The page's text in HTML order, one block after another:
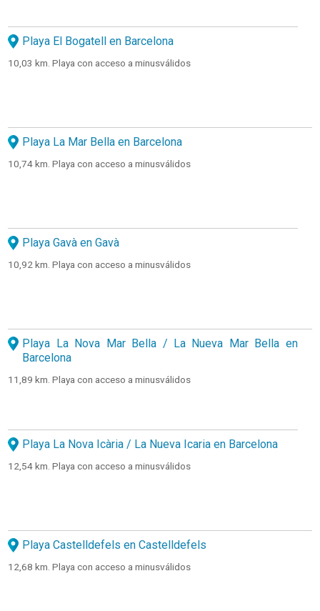
Playa El Bogatell en Barcelona
10,03 km. Playa con acceso a minusválidos
Playa La Mar Bella en Barcelona
10,74 km. Playa con acceso a minusválidos
Playa Gavà en Gavà
10,92 km. Playa con acceso a minusválidos
Playa La Nova Mar Bella / La Nueva Mar Bella en
Barcelona
11,89 km. Playa con acceso a minusválidos
Playa La Nova Icària / La Nueva Icaria en Barcelona
12,54 km. Playa con acceso a minusválidos
Playa Castelldefels en Castelldefels
12,68 km. Playa con acceso a minusválidos